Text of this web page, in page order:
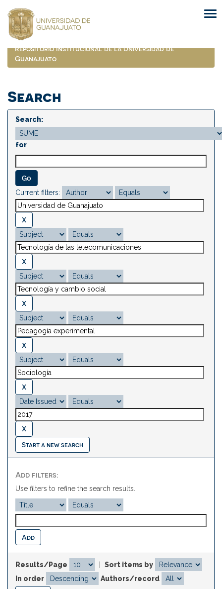
navigation
Repositorio Institucional de la Universidad de
Guanajuato
Search
Search:
for
Current filters:
Start a new search
Add filters:
Use filters to refine the search results.
Results/Page
Sort items by
In order
Authors/record